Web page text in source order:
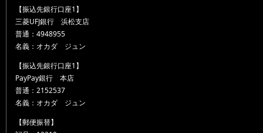
【振込先銀行口座1】
三菱UFJ銀行 浜松支店
普通：4948955
名義：オカダ ジュン
【振込先銀行口座1】
PayPay銀行 本店
普通：2152537
名義：オカダ ジュン
【郵便振替】